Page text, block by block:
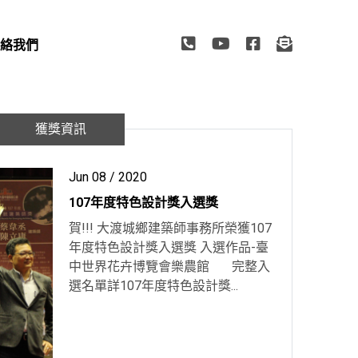
我們
獲獎資訊
Jun 08 / 2020
107年度特色設計獎入選獎
賀!!! 大渡城鄉建築師事務所榮獲107
年度特色設計獎入選獎 入選作品-臺
中世界花卉博覽會樂農館 完整入
選名單詳107年度特色設計獎...